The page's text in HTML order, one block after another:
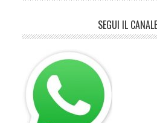
SEGUI IL